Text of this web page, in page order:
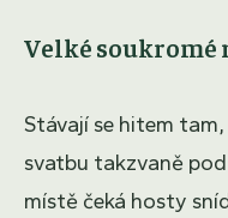
Velké soukromé
Stávají se hitem
svatbu takzvaně
místě čeká hosty